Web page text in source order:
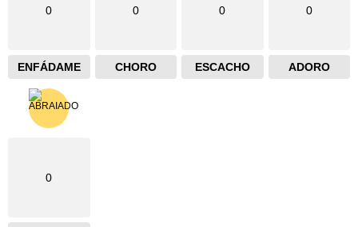
0
ENFÁDAME
0
CHORO
0
ESCACHO
0
ADORO
0